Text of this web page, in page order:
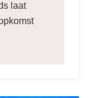
laat